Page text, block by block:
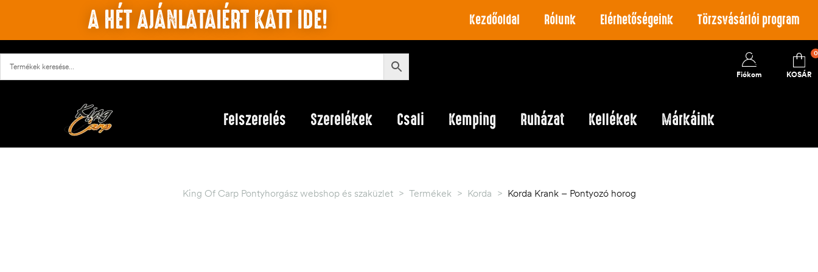
A HÉT AJÁNLATAIÉRT KATT IDE! Kezdőoldal Rólunk Elérhetőségeink Törzsvásárlói program
Fiókom KOSÁR
0
Felszerelés Szerelékek Csali Kemping Ruházat Kellékek Márkáink
King Of Carp Pontyhorgász webshop és szaküzlet > Termékek > Korda > Korda Krank – Pontyozó horog